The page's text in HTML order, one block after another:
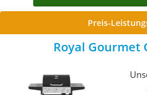
Preis-
Royal Gourmet